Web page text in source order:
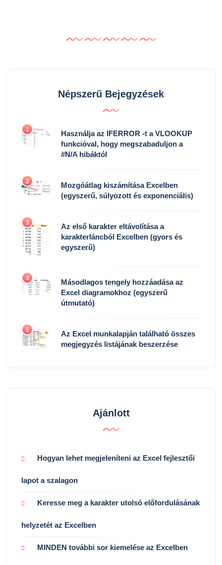
Népszerű Bejegyzések
1
Használja az IFERROR -t a VLOOKUP
funkcióval, hogy megszabaduljon a
#N/A hibáktól
2
Mozgóátlag kiszámítása Excelben
(egyszerű, súlyozott és exponenciális)
3
Az első karakter eltávolítása a
karakterláncból Excelben (gyors és
egyszerű)
4
Másodlagos tengely hozzáadása az
Excel diagramokhoz (egyszerű
útmutató)
5
Az Excel munkalapján található összes
megjegyzés listájának beszerzése
Ajánlott
Hogyan lehet megjeleníteni az Excel fejlesztői
lapot a szalagon
Keresse meg a karakter utolsó előfordulásának
helyzetét az Excelben
MINDEN további sor kiemelése az Excelben